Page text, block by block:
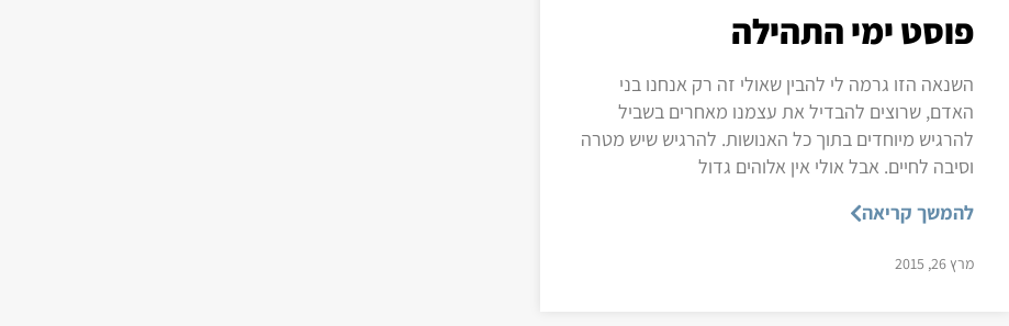
פוסט ימי התהילה
השנאה הזו גרמה לי להבין שאולי זה רק אנחנו בני
האדם, שרוצים להבדיל את עצמנו מאחרים בשביל
להרגיש מיוחדים בתוך כל האנושות. להרגיש שיש מטרה
וסיבה לחיים. אבל אולי אין אלוהים גדול
להמשך קריאה
מרץ 26, 2015